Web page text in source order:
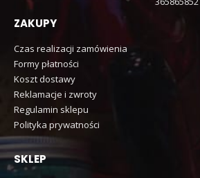
ZAKUPY
Czas realizacji zamówienia
Formy płatności
Koszt dostawy
Reklamacje i zwroty
Regulamin sklepu
Polityka prywatności
SKLEP